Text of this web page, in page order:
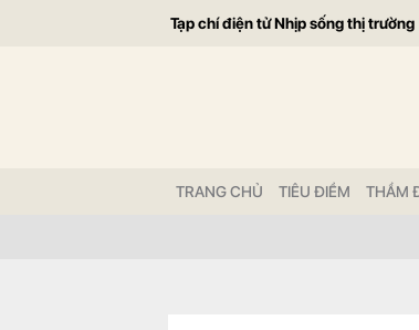
Tạp chí điện tử Nhịp sống thị trường
TRANG CHỦ TIÊU ĐIỂM THẨM